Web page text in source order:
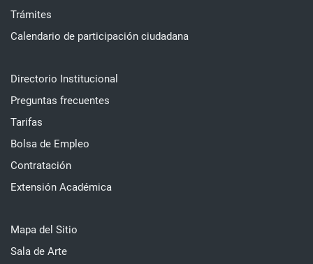
Trámites
Calendario de participación ciudadana
Directorio Institucional
Preguntas frecuentes
Tarifas
Bolsa de Empleo
Contratación
Extensión Académica
Mapa del Sitio
Sala de Arte